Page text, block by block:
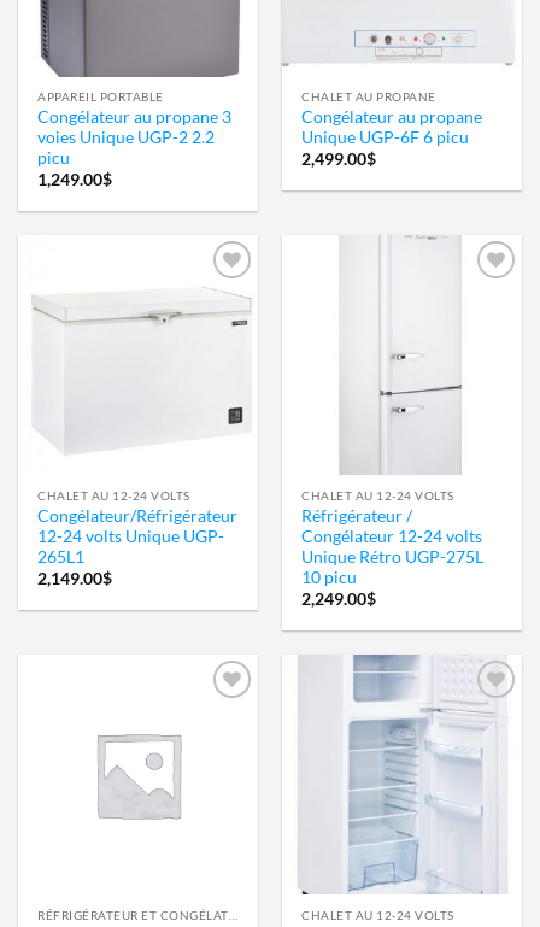
APPAREIL PORTABLE
Congélateur au propane 3
voies Unique UGP-2 2.2
picu
1,249.00$
CHALET AU PROPANE
Congélateur au propane
Unique UGP-6F 6 picu
2,499.00$
Ajouter
CHALET AU 12-24 VOLTS
Congélateur/Réfrigérateur
12-24 volts Unique UGP-
265L1
2,149.00$
CHALET AU 12-24 VOLTS
Réfrigérateur /
Congélateur 12-24 volts
Unique Rétro UGP-275L
10 picu
2,249.00$
Ajouter
wishlist
Ajouter
wishlist
CHALET AU 12-24 VOLTS